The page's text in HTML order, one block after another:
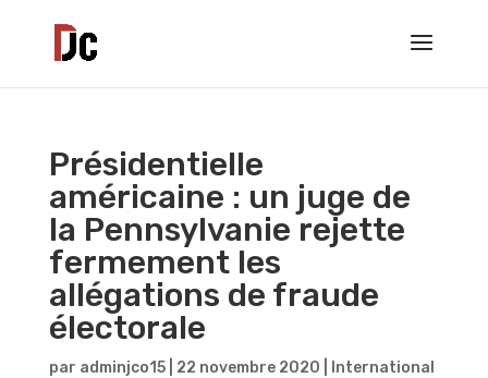
Présidentielle
américaine : un juge de
la Pennsylvanie rejette
fermement les
allégations de fraude
électorale
par adminjco15| 22 novembre 2020
International